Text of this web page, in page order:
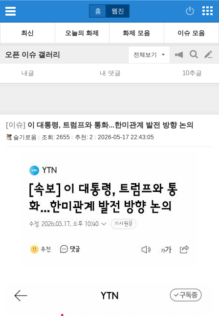
홈 웹진
최신 오늘의 화제 화제 모음 이슈 모음
오픈 이슈 갤러리 전체보기
공
지
on/off
검
색
글
쓰
내글 내 댓글 10추글
[이슈] 이 대통령, 트럼프와 통화...한미관계 발전 방향 논의
슬기로움 조회: 2655 추천: 2 2026-05-17 22:43:05